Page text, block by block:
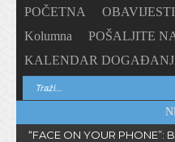
POČETNA OBAVIJESTI
Kolumna
POŠALJITE
KALENDAR
“FACE ON YOUR PHONE”: